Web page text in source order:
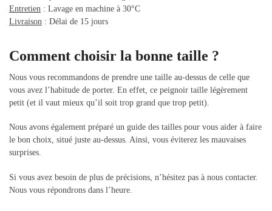
Entretien : Lavage en machine à 30°C
Livraison : Délai de 15 jours
Comment choisir la bonne taille ?
Nous vous recommandons de prendre une taille au-dessus de celle que
vous avez l’habitude de porter. En effet, ce peignoir taille légèrement
petit (et il vaut mieux qu’il soit trop grand que trop petit).
Nous avons également préparé un guide des tailles pour vous aider à faire
le bon choix, situé juste au-dessus. Ainsi, vous éviterez les mauvaises
surprises.
Si vous avez besoin de plus de précisions, n’hésitez pas à nous contacter.
Nous vous répondrons dans l’heure.